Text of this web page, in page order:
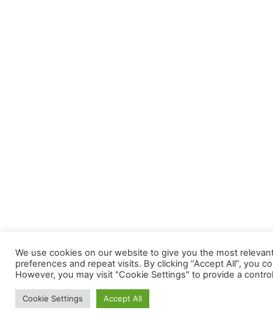
We use cookies on our website to give you the most
preferences and repeat visits. By clicking “Accept All”, you
However, you may visit "Cookie Settings" to provide a
Cookie Settings Accept All